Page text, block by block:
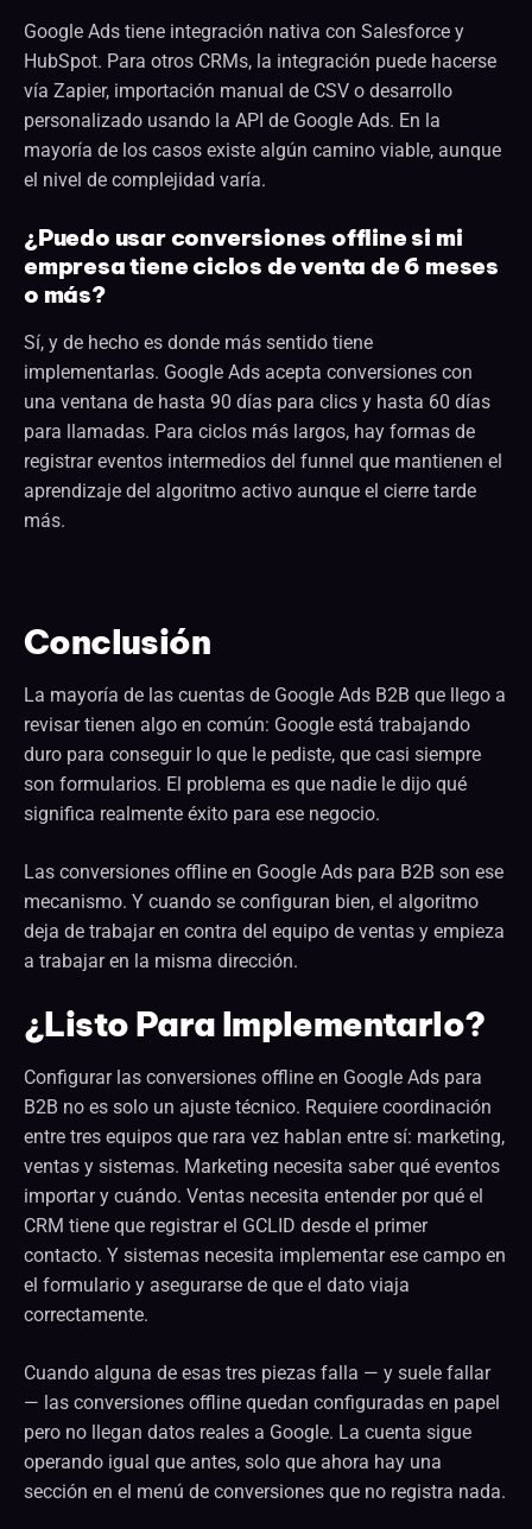
Google Ads tiene integración nativa con Salesforce y
HubSpot. Para otros CRMs, la integración puede hacerse
vía Zapier, importación manual de CSV o desarrollo
personalizado usando la API de Google Ads. En la
mayoría de los casos existe algún camino viable, aunque
el nivel de complejidad varía.
¿Puedo usar conversiones offline si mi
empresa tiene ciclos de venta de 6 meses
o más?
Sí, y de hecho es donde más sentido tiene
implementarlas. Google Ads acepta conversiones con
una ventana de hasta 90 días para clics y hasta 60 días
para llamadas. Para ciclos más largos, hay formas de
registrar eventos intermedios del funnel que mantienen el
aprendizaje del algoritmo activo aunque el cierre tarde
más.
Conclusión
La mayoría de las cuentas de Google Ads B2B que llego a
revisar tienen algo en común: Google está trabajando
duro para conseguir lo que le pediste, que casi siempre
son formularios. El problema es que nadie le dijo qué
significa realmente éxito para ese negocio.
Las conversiones offline en Google Ads para B2B son ese
mecanismo. Y cuando se configuran bien, el algoritmo
deja de trabajar en contra del equipo de ventas y empieza
a trabajar en la misma dirección.
¿Listo Para Implementarlo?
Configurar las conversiones offline en Google Ads para
B2B no es solo un ajuste técnico. Requiere coordinación
entre tres equipos que rara vez hablan entre sí: marketing,
ventas y sistemas. Marketing necesita saber qué eventos
importar y cuándo. Ventas necesita entender por qué el
CRM tiene que registrar el GCLID desde el primer
contacto. Y sistemas necesita implementar ese campo en
el formulario y asegurarse de que el dato viaja
correctamente.
Cuando alguna de esas tres piezas falla — y suele fallar
— las conversiones offline quedan configuradas en papel
pero no llegan datos reales a Google. La cuenta sigue
operando igual que antes, solo que ahora hay una
sección en el menú de conversiones que no registra nada.